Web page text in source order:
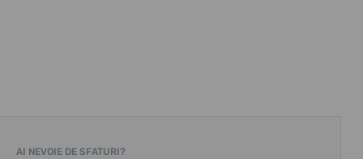
AI NEVOIE DE SFATURI?